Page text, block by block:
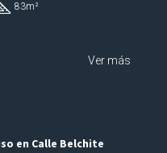
83m²
Ver más
en Calle Belchite